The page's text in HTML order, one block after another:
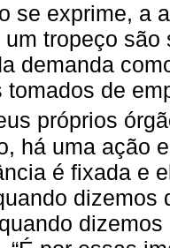
se exprime, a
tropeço
demanda
tomados de
próprios
há uma ação
é fixada e
dizemos